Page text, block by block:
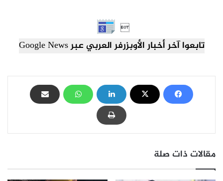

تابعوا آخر أخبار الأوبزرفر العربي عبر Google News
مقالات ذات صلة